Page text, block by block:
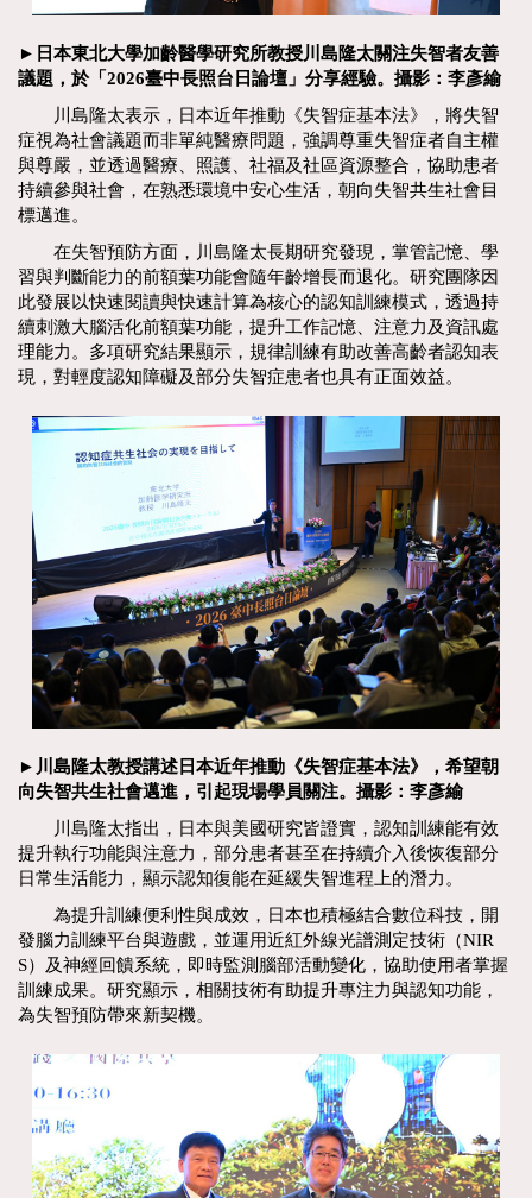
►日本東北大學加齡醫學研究所教授川島隆太關注失智者友善
議題，於「2026臺中長照台日論壇」分享經驗。攝影：李彥緰
川島隆太表示，日本近年推動《失智症基本法》，將失智
症視為社會議題而非單純醫療問題，強調尊重失智症者自主權
與尊嚴，並透過醫療、照護、社福及社區資源整合，協助患者
持續參與社會，在熟悉環境中安心生活，朝向失智共生社會目
標邁進。
在失智預防方面，川島隆太長期研究發現，掌管記憶、學
習與判斷能力的前額葉功能會隨年齡增長而退化。研究團隊因
此發展以快速閱讀與快速計算為核心的認知訓練模式，透過持
續刺激大腦活化前額葉功能，提升工作記憶、注意力及資訊處
理能力。多項研究結果顯示，規律訓練有助改善高齡者認知表
現，對輕度認知障礙及部分失智症患者也具有正面效益。
►川島隆太教授講述日本近年推動《失智症基本法》，希望朝
向失智共生社會邁進，引起現場學員關注。攝影：李彥緰
川島隆太指出，日本與美國研究皆證實，認知訓練能有效
提升執行功能與注意力，部分患者甚至在持續介入後恢復部分
日常生活能力，顯示認知復能在延緩失智進程上的潛力。
為提升訓練便利性與成效，日本也積極結合數位科技，開
發腦力訓練平台與遊戲，並運用近紅外線光譜測定技術（NIR
S）及神經回饋系統，即時監測腦部活動變化，協助使用者掌握
訓練成果。研究顯示，相關技術有助提升專注力與認知功能，
為失智預防帶來新契機。